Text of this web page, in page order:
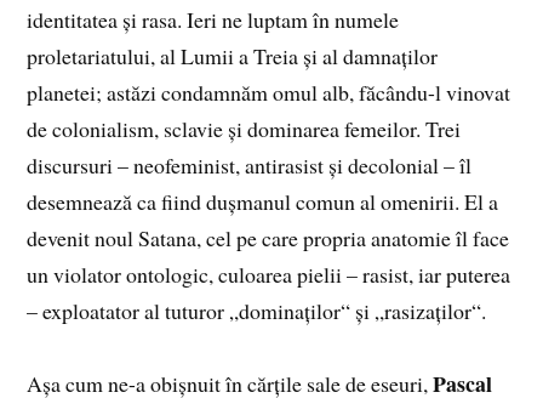
identitatea și rasa. Ieri ne luptam în numele
proletariatului, al Lumii a Treia și al damnaților
planetei; astăzi condamnăm omul alb, făcându-l vinovat
de colonialism, sclavie și dominarea femeilor. Trei
discursuri – neofeminist, antirasist și decolonial – îl
desemnează ca fiind dușmanul comun al omenirii. El a
devenit noul Satana, cel pe care propria anatomie îl face
un violator ontologic, culoarea pielii – rasist, iar puterea
– exploatator al tuturor „dominaților“ și „rasizaților“.
Așa cum ne-a obișnuit în cărțile sale de eseuri,Pascal